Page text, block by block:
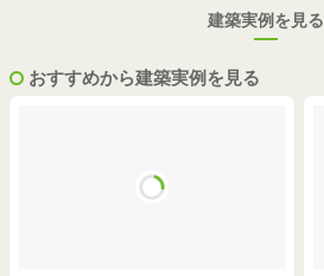
建築実例を見る
おすすめから建築実例を見る